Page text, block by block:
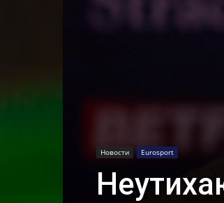
Новости Eurosport